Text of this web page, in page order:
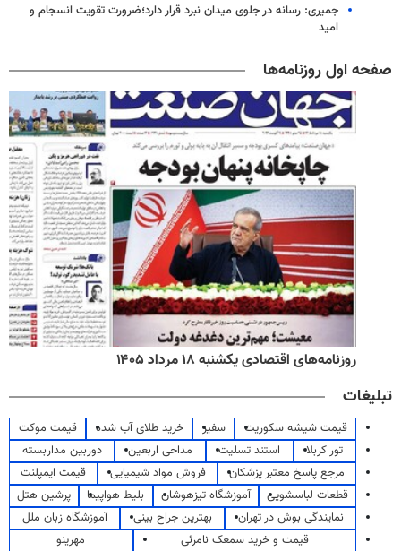
جمیری: رسانه‌ در جلوی میدان نبرد قرار دارد؛ضرورت تقویت انسجام و
امید
صفحه اول روزنامه‌ها
روزنامه‌های اقتصادی یکشنبه ۱۸ مرداد ۱۴۰۵
تبلیغات
قیمت شیشه سکوریت سفیر خرید طلای آب شده
قیمت موکت
تور کربلا
استند تسلیت مداحی اربعین
دوربین مداربسته
مرجع پاسخ معتبر پزشکان
فروش مواد شیمیایی
قیمت ایمپلنت
قطعات لباسشویی
آموزشگاه تیزهوشان بلیط هواپیما
پرشین هتل
نمایندگی بوش در تهران
بهترین جراح بینی
آموزشگاه زبان ملل
قیمت و خرید سمعک نامرئی
مهرینو